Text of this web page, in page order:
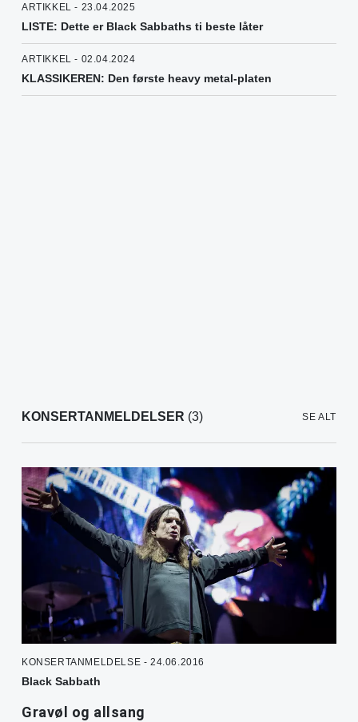
ARTIKKEL - 23.04.2025
LISTE: Dette er Black Sabbaths ti beste låter
ARTIKKEL - 02.04.2024
KLASSIKEREN: Den første heavy metal-platen
KONSERTANMELDELSER (3) SE ALT
KONSERTANMELDELSE - 24.06.2016
Black Sabbath
Gravøl og allsang